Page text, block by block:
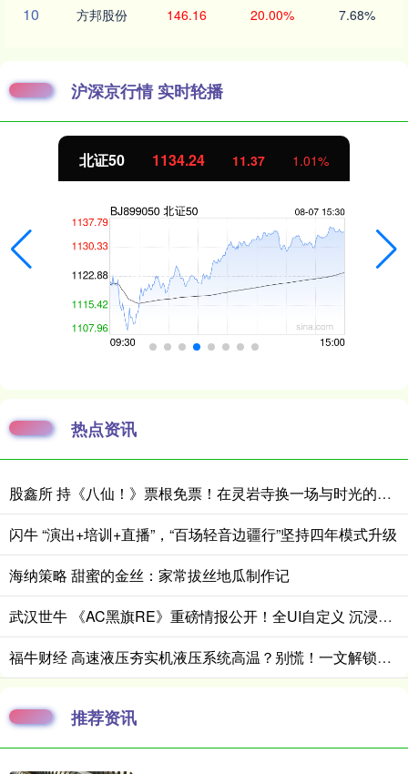
10 方邦股份 146.16 20.00% 7.68%
沪深京行情 实时轮播
北证50 1134.24 11.37 1.01%
热点资讯
股鑫所 持《八仙！》票根免票！在灵岩寺换一场与时光的重逢
闪牛 “演出+培训+直播”，“百场轻音边疆行”坚持四年模式升级
海纳策略 甜蜜的金丝：家常拔丝地瓜制作记
武汉世牛 《AC黑旗RE》重磅情报公开！全UI自定义 沉浸拉满
福牛财经 高速液压夯实机液压系统高温？别慌！一文解锁全场景降温解决方案_压力测试_病灶_散热器
推荐资讯